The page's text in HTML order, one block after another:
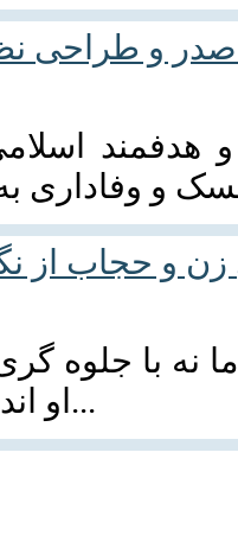
و طراحی
زن و حجاب از
با جلوه
او اندیشه و شخصیت وال...